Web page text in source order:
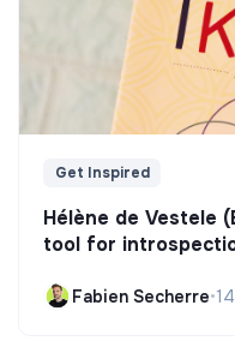
Get Inspired
Hélène de Vestele
tool for
Fabien Secherre•